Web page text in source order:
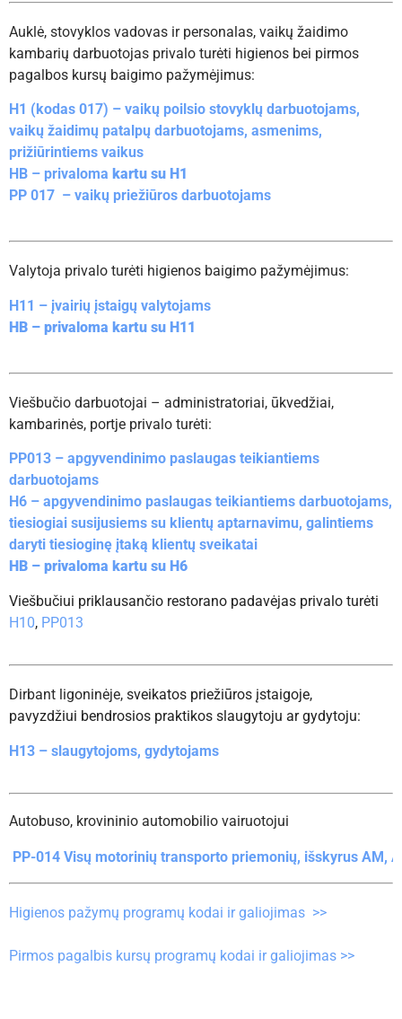
Auklė, stovyklos vadovas ir personalas, vaikų žaidimo
kambarių darbuotojas privalo turėti higienos bei pirmos
pagalbos kursų baigimo pažymėjimus:
H1 (kodas 017) – vaikų poilsio stovyklų darbuotojams,
vaikų žaidimų patalpų darbuotojams, asmenims,
prižiūrintiems vaikus
HB – privaloma kartu su H1
PP 017 – vaikų priežiūros darbuotojams
Valytoja privalo turėti higienos baigimo pažymėjimus:
H11 – įvairių įstaigų valytojams
HB – privaloma kartu su H11
Viešbučio darbuotojai – administratoriai, ūkvedžiai,
kambarinės, portje privalo turėti:
PP013 – apgyvendinimo paslaugas teikiantiems
darbuotojams
H6 – apgyvendinimo paslaugas teikiantiems darbuotojams,
tiesiogiai susijusiems su klientų aptarnavimu, galintiems
daryti tiesioginę įtaką klientų sveikatai
HB – privaloma kartu su H6
Viešbučiui priklausančio restorano padavėjas privalo turėti
H10, PP013
Dirbant ligoninėje, sveikatos priežiūros įstaigoje,
pavyzdžiui bendrosios praktikos slaugytoju ar gydytoju:
H13 – slaugytojoms, gydytojams
Autobuso, krovininio automobilio vairuotojui
Autobuso vairuojas
PP-014 Visų motorinių transporto priemonių, išskyrus AM,
pavyzdžiui bendrosios praktikos slaugytoju ar gydytoju:
PP-014 – slaugytojoms, gydytojams
Higienos pažymų programų kodai ir galiojimas >>
Pirmos pagalbis kursų programų kodai ir galiojimas >>